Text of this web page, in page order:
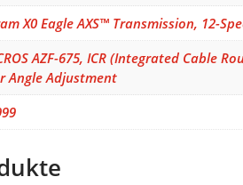
X0 Eagle AXS™ Transmission, 12-
AZF-675, ICR (Integrated Cable
Angle Adjustment